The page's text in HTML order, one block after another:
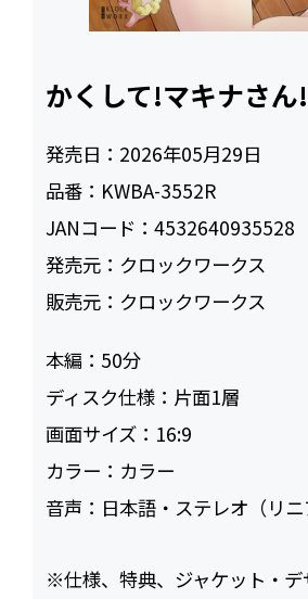
かくして!マキナさ
発売日： 2026年05月29日
品番： KWBA-3552R
JANコード：4532640935528
発売元： クロックワークス
販売元： クロックワークス
本編： 50
ディスク仕様： 片面1層
画面サイズ： 16:9
カラー： カラー
音声： 日本語・ステレオ（リニ
※仕様、特典、ジャケット・デ